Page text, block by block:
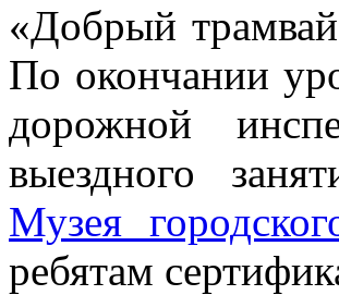
«Добрый
По окончании
дорожной
выездного
Музея
ребятам